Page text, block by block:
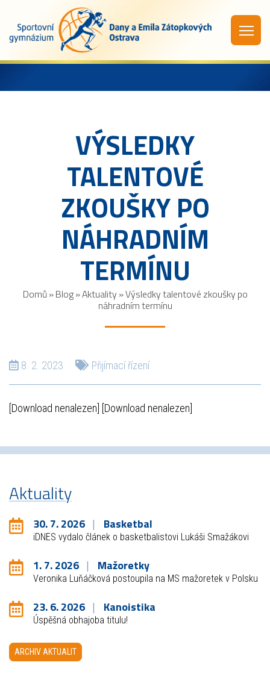
VÝSLEDKY
TALENTOVÉ
ZKOUŠKY PO
NÁHRADNÍM
TERMÍNU
Domů »Blog»Aktuality »Výsledky talentové zkoušky po
náhradním termínu
8. 2. 2023 Přijímací řízení
[Download nenalezen] [Download nenalezen]
Aktuality
30. 7. 2026 Basketbal
iDNES vydalo článek o basketbalistovi Lukáši Smažákovi
1. 7. 2026 Mažoretky
Veronika Luňáčková postoupila na MS mažoretek v Polsku
23. 6. 2026 Kanoistika
Úspěšná obhajoba titulu!
ARCHIV AKTUALIT